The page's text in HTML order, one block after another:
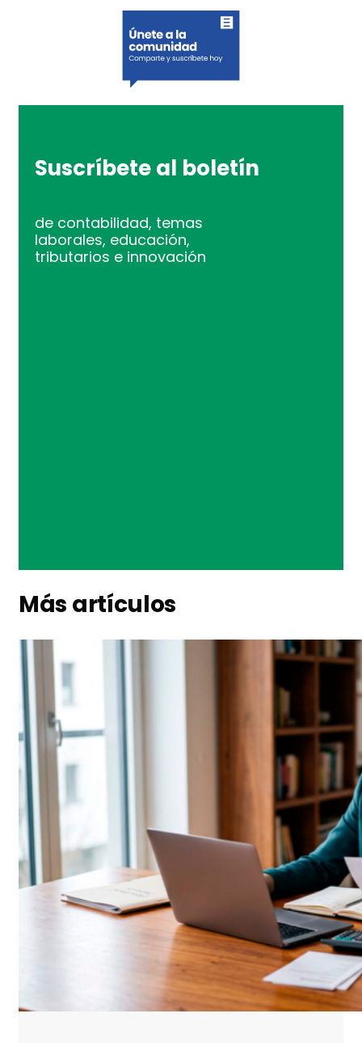
Suscríbete al boletín
de contabilidad, temas
laborales, educación,
tributarios e innovación
Más artículos